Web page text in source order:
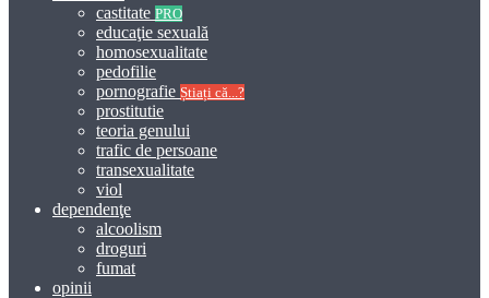
castitate PRO
educaţie sexuală
homosexualitate
pedofilie
pornografie Știați că...?
prostitutie
teoria genului
trafic de persoane
transexualitate
viol
dependenţe
alcoolism
droguri
fumat
opinii